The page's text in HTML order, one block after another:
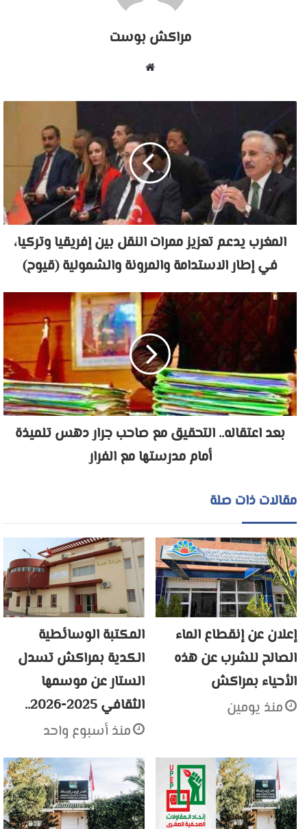
مراكش بوست
المغرب يدعم تعزيز ممرات النقل بين إفريقيا وتركيا،
في إطار الاستدامة والمرونة والشمولية (قيوح)
بعد اعتقاله.. التحقيق مع صاحب جرار دهس تلميذة
أمام مدرستها مع الفرار
مقالات ذات صلة
إعلان عن إنقطاع الماء
الصالح للشرب عن هذه
الأحياء بمراكش
منذ يومين
المكتبة الوسائطية
الكدية بمراكش تسدل
الستار عن موسمها
الثقافي 2025-2026..
منذ أسبوع واحد